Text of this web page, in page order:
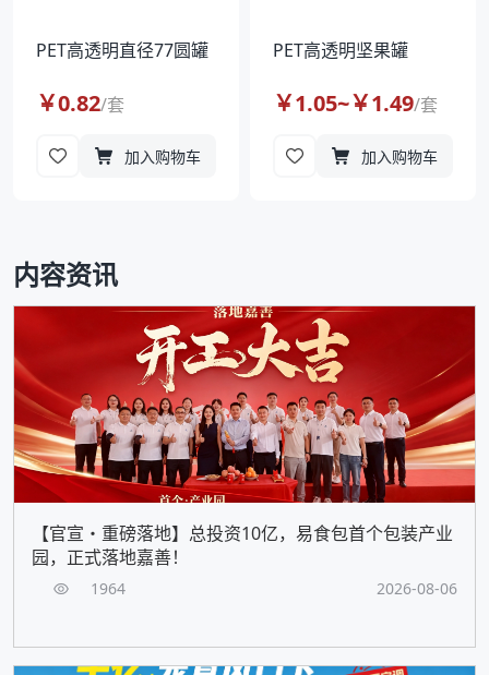
PET高透明直径77圆罐
￥0.82/套
加入购物车
PET高透明坚果罐
￥1.05~￥1.49/套
加入购物车
内容资讯
【官宣・重磅落地】总投资10亿，易食包首个包装产业
园，正式落地嘉善！
1964 2026-08-06